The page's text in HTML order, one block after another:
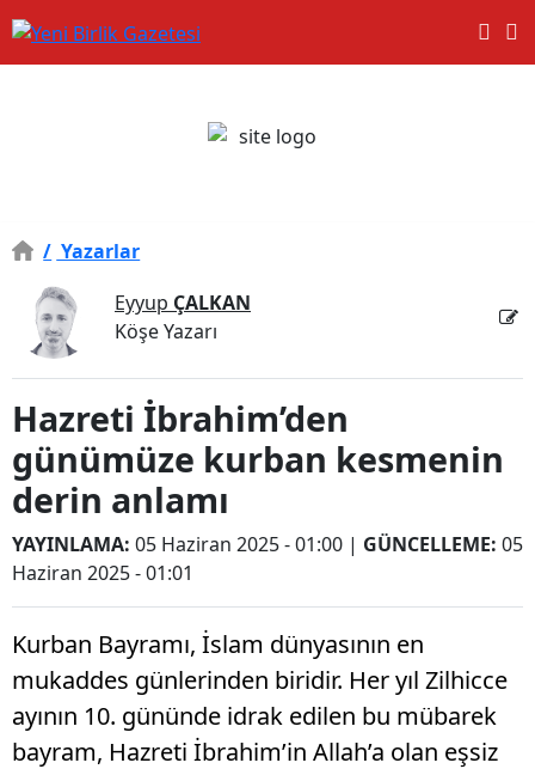
/ Yazarlar
Eyyup ÇALKAN
Köşe Yazarı
Hazreti İbrahim’den
günümüze kurban kesmenin
derin anlamı
YAYINLAMA: 05 Haziran 2025 - 01:00 | GÜNCELLEME: 05
Haziran 2025 - 01:01
Kurban Bayramı, İslam dünyasının en
mukaddes günlerinden biridir. Her yıl Zilhicce
ayının 10. gününde idrak edilen bu mübarek
bayram, Hazreti İbrahim’in Allah’a olan eşsiz